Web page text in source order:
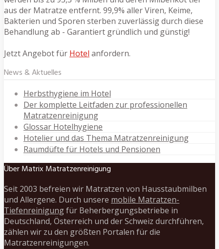
aus der Matratze entfernt. 99,9% aller Viren, Keime,
Bakterien und Sporen sterben zuverlässig durch diese
Behandlung ab - Garantiert gründlich und günstig!
Jetzt Angebot für Hotel anfordern.
News & Aktuelles
Herbsthygiene im Hotel
Der komplette Leitfaden zur professionellen
Matratzenreinigung
Glossar Hotelhygiene
Hotelier und das Thema Matratzenreinigung
Raumdüfte für Hotels und Pensionen
Über Matrix Matratzenreinigung
Seit 2003 befreien wir Matratzen von Hausstaubmilben
und Allergene. Durch unsere mobile Matratzen-
Tiefenreinigungfür Beherbergungsbetriebe in
Deutschland, Österreich und der Schweiz durchführen,
zählen wir zu den größten Portalen für die
Matratzenreinigungen.